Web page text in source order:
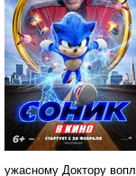
ужасному Доктору